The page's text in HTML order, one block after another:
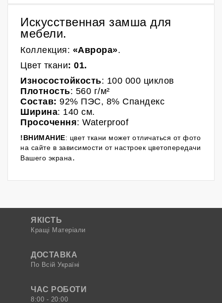
Искусственная замша для
мебели.
Коллекция: «Аврора».
Цвет ткани: 01.
Износостойкость: 100 000 циклов
Плотность: 560 г/м²
Состав: 92% ПЭС, 8% Спандекс
Ширина: 140 см.
Просочення: Waterproof
!ВНИМАНИЕ: цвет ткани может отличаться от фото
на сайте в зависимости от настроек цветопередачи
Вашего экрана.
ЯКІСТЬ
Кращі Матеріали
ДОСТАВКА
По Всій Україні
ЧАС РОБОТИ
8:00 - 20:00